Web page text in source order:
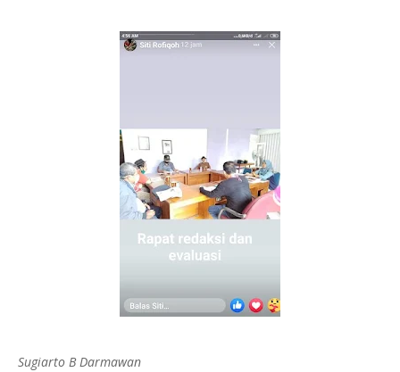
Sugiarto B Darmawan